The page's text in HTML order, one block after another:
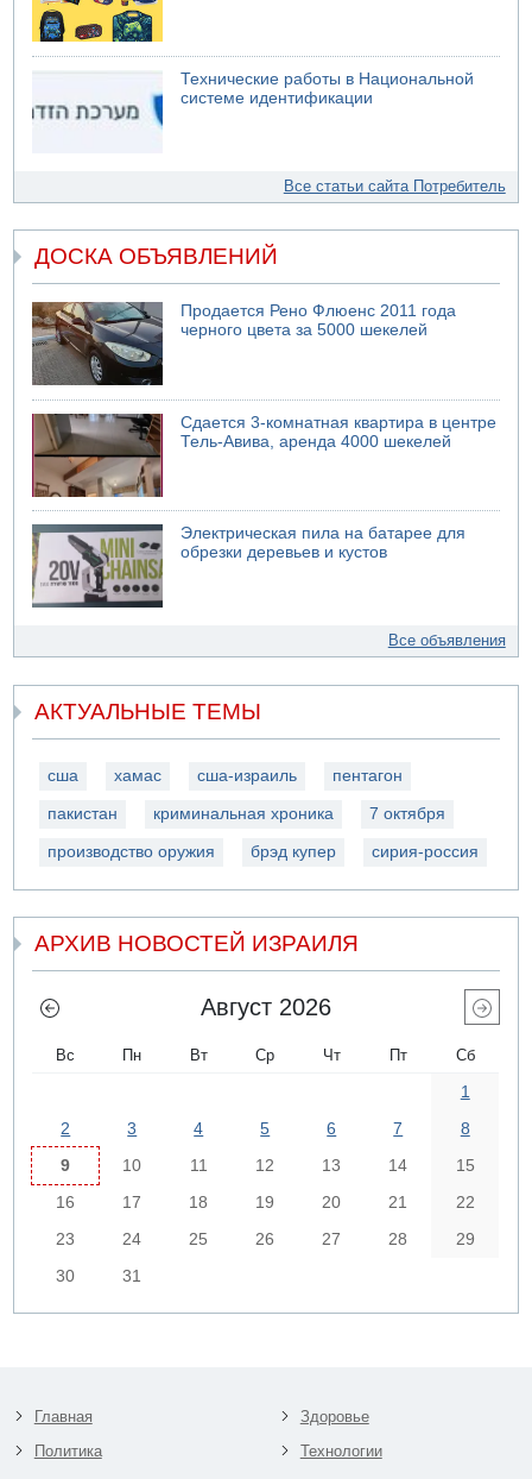
Технические работы в Национальной
системе идентификации
Все статьи сайта Потребитель
ДОСКА ОБЪЯВЛЕНИЙ
Продается Рено Флюенс 2011 года
черного цвета за 5000 шекелей
Сдается 3-комнатная квартира в центре
Тель-Авива, аренда 4000 шекелей
Электрическая пила на батарее для
обрезки деревьев и кустов
Все объявления
АКТУАЛЬНЫЕ ТЕМЫ
сша хамас сша-израиль пентагон
пакистан криминальная хроника 7 октября
производство оружия брэд купер сирия-россия
АРХИВ НОВОСТЕЙ ИЗРАИЛЯ
Август 2026
Вс Пн Вт Ср Чт Пт Сб
1
2
3 4 5 6 7
8
9
10 11 12 13 14
15
16
17 18 19 20 21
22
23
24 25 26 27 28
29
30
31
Главная
Политика
Здоровье
Технологии